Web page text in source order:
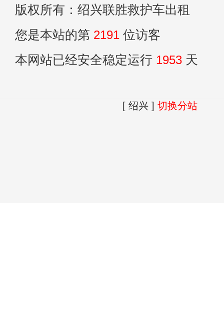
版权所有：绍兴联胜救护车出租
您是本站的第 2191 位访客
本网站已经安全稳定运行 1953 天
[ 绍兴 ] 切换分站